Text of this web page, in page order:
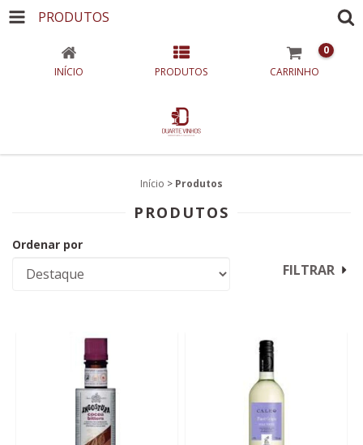
PRODUTOS
INÍCIO PRODUTOS CARRINHO
0
Início > Produtos
PRODUTOS
Ordenar por
FILTRAR